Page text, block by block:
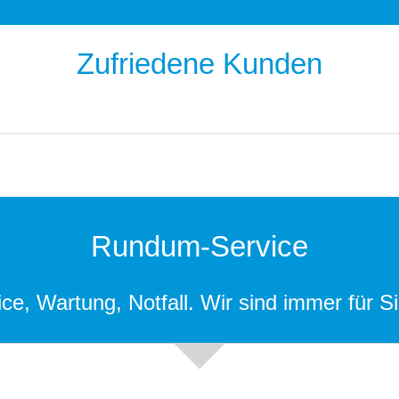
Zufriedene Kunden
Rundum-Service
Wartung, Notfall. Wir sind immer für